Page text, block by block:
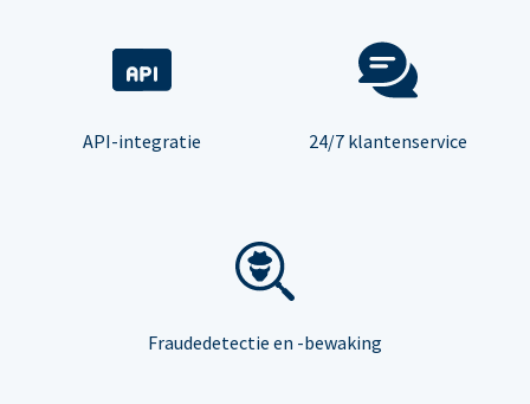
API-integratie 24/7 klantenservice
Fraudedetectie en -bewaking